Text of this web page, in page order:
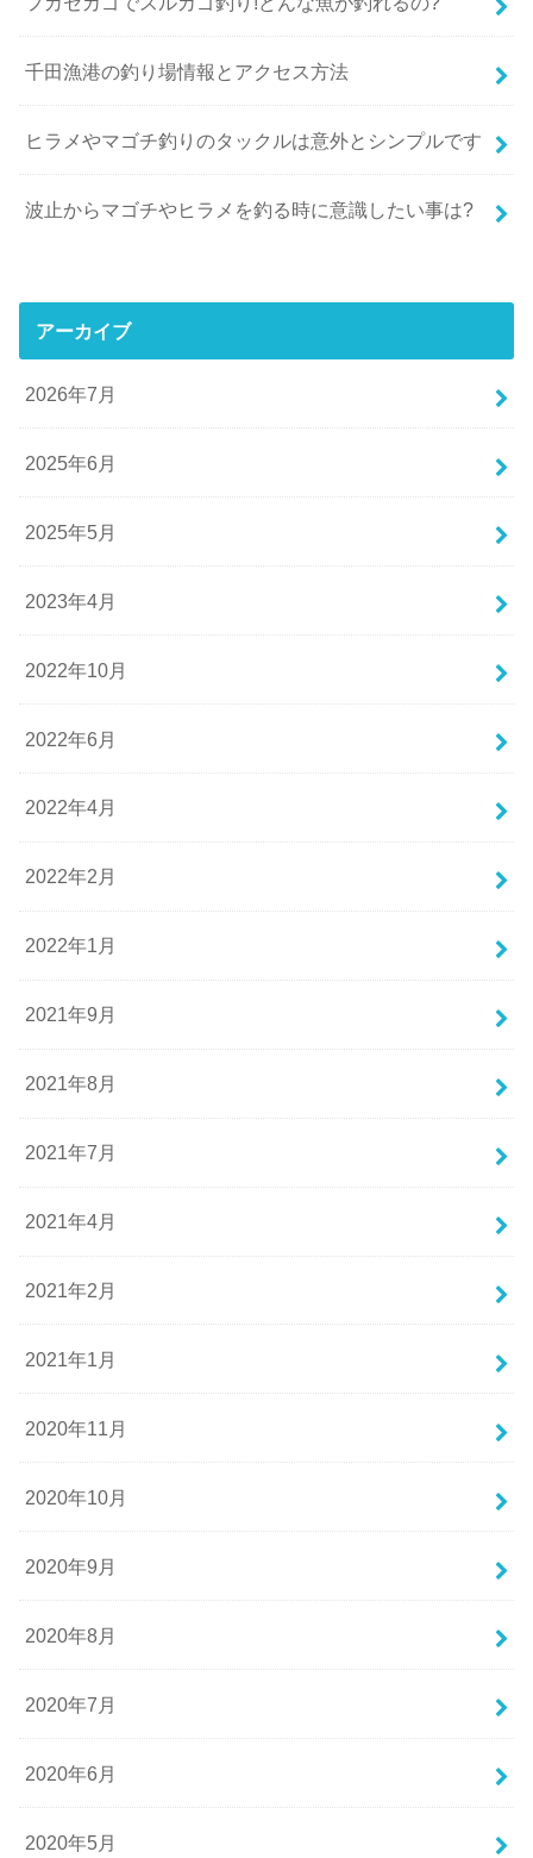
千田漁港の釣り場情報とアクセス方法
ヒラメやマゴチ釣りのタックルは意外とシンプルです
波止からマゴチやヒラメを釣る時に意識したい事は?
アーカイブ
2026年7月
2025年6月
2025年5月
2023年4月
2022年10月
2022年6月
2022年4月
2022年2月
2022年1月
2021年9月
2021年8月
2021年7月
2021年4月
2021年2月
2021年1月
2020年11月
2020年10月
2020年9月
2020年8月
2020年7月
2020年6月
2020年5月